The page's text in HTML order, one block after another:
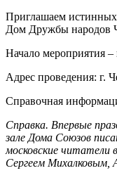
Приглашаем истинных
Дом Дружбы народов
Начало мероприятия –
Адрес проведения: г.
Справочная
Справка. Впервые
зале Дома Союзов
московские читатели
Сергеем